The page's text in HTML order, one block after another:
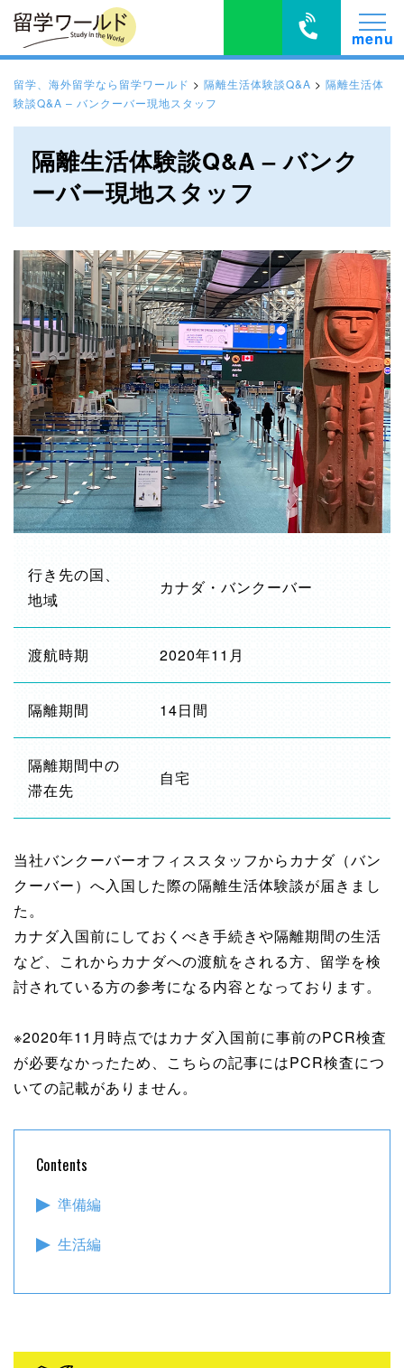
留学、海外留学なら留学ワールド > 隔離生活体験談Q&A > 隔離生活体
験談Q&A – バンクーバー現地スタッフ
隔離生活体験談Q&A – バンク
ーバー現地スタッフ
行き先の国、
地域
カナダ・バンクーバー
渡航時期 2020年11月
隔離期間 14日間
隔離期間中の
滞在先
自宅
当社バンクーバーオフィススタッフからカナダ（バン
クーバー）へ入国した際の隔離生活体験談が届きまし
た。
カナダ入国前にしておくべき手続きや隔離期間の生活
など、これからカナダへの渡航をされる方、留学を検
討されている方の参考になる内容となっております。
※2020年11月時点ではカナダ入国前に事前のPCR検査
が必要なかったため、こちらの記事にはPCR検査につ
いての記載がありません。
Contents
準備編
生活編